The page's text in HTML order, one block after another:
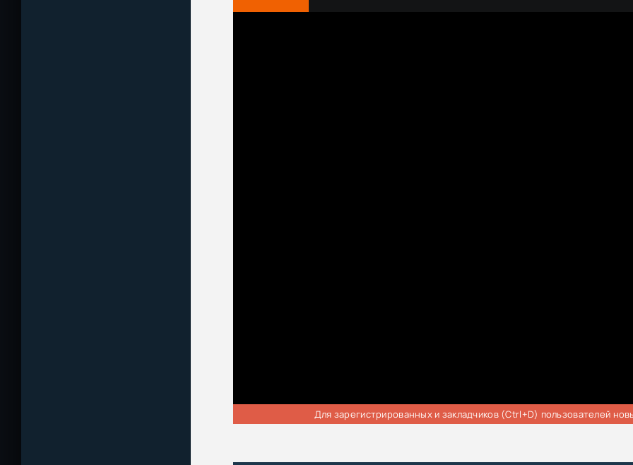
Для зарегистрированных и закладчиков (Ctrl+D) пользователей